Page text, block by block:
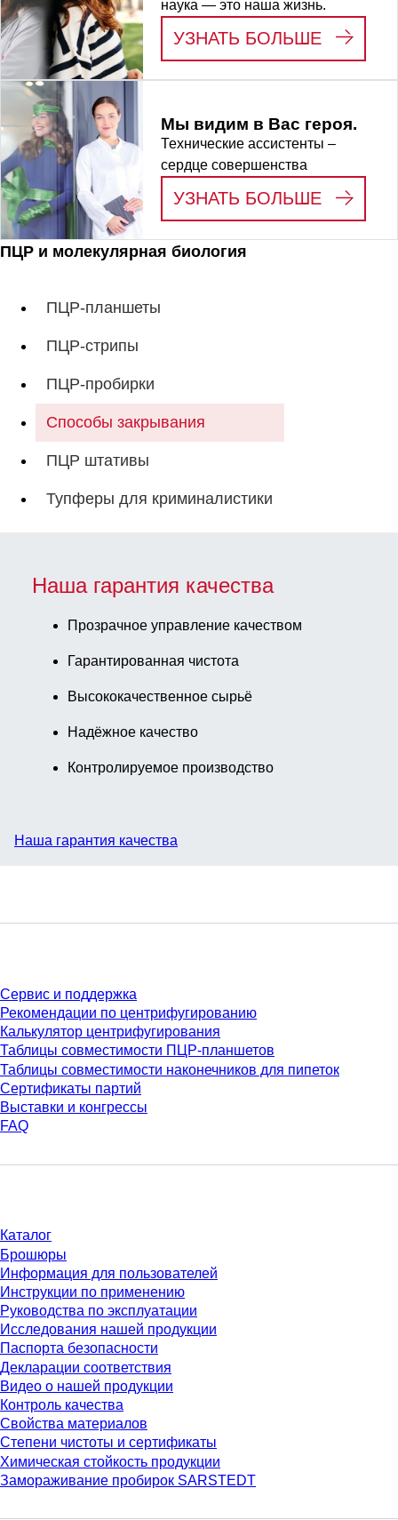
ПЦР и молекулярная биология
ПЦР-планшеты
ПЦР-стрипы
ПЦР-пробирки
Способы закрывания
ПЦР штативы
Тупферы для криминалистики
наука — это наша жизнь.
УЗНАТЬ БОЛЬШЕ LIFE
Мы видим в Вас героя.
Технические ассистенты –
сердце совершенства
УЗНАТЬ БОЛЬШЕ: МЫ
Наша гарантия качества
Прозрачное управление качеством
Гарантированная чистота
Высококачественное сырьё
Надёжное качество
Контролируемое производство
Наша гарантия качества
Сервис и поддержка
Рекомендации по центрифугированию
Калькулятор центрифугирования
Таблицы совместимости ПЦР-планшетов
Таблицы совместимости наконечников для пипеток
Сертификаты партий
Выставки и конгрессы
FAQ
Каталог
Брошюры
Информация для пользователей
Инструкции по применению
Руководства по эксплуатации
Исследования нашей продукции
Паспорта безопасности
Декларации соответствия
Видео о нашей продукции
Контроль качества
Свойства материалов
Степени чистоты и сертификаты
Химическая стойкость продукции
Замораживание пробирок SARSTEDT